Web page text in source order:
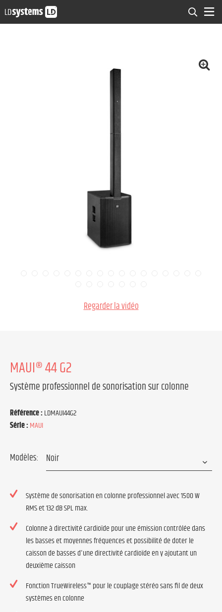
Regarder la vidéo
MAUI® 44 G2
Système professionnel de sonorisation sur colonne
Référence :LDMAUI44G2
Série :MAUI
Modèles:
Système de sonorisation en colonne professionnel avec 1500 W
RMS et 132 dB SPL max.
Colonne à directivité cardioïde pour une émission contrôlée dans
les basses et moyennes fréquences et possibilité de doter le
caisson de basses d'une directivité cardioïde en y ajoutant un
deuxième caisson
Fonction TrueWireless™ pour le couplage stéréo sans fil de deux
systèmes en colonne